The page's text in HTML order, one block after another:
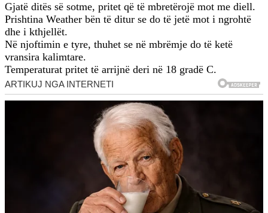
Gjatë ditës së sotme, pritet që të mbretërojë mot me diell.
Prishtina Weather bën të ditur se do të jetë mot i ngrohtë
dhe i kthjellët.
Në njoftimin e tyre, thuhet se në mbrëmje do të ketë
vransira kalimtare.
Temperaturat pritet të arrijnë deri në 18 gradë C.